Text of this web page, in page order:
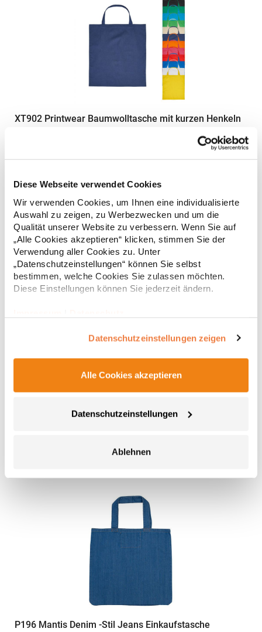
Diese Webseite verwendet Cookies
Wir verwenden Cookies, um Ihnen eine individualisierte
Auswahl zu zeigen, zu Werbezwecken und um die
Qualität unserer Website zu verbessern. Wenn Sie auf
„Alle Cookies akzeptieren“ klicken, stimmen Sie der
Verwendung aller Cookies zu. Unter
„Datenschutzeinstellungen“ können Sie selbst
bestimmen, welche Cookies Sie zulassen möchten.
Diese Einstellungen können Sie jederzeit ändern.
Datenschutzeinstellungen zeigen
Alle Cookies akzeptieren
Datenschutzeinstellungen
Ablehnen
XT902 Printwear Baumwolltasche mit kurzen Henkeln
Lieferung ohne Inhalt/DekoGrammatur: 140
Produktsicherheit: Herst.-Nr.: XT902Hersteller: printwear.eu
GmbH & Co. KG Rheinlanddamm 199 44139 Dortmund
Deutschland E-Mail: info@printwear.eu
ab
* Preise inkl. gesetzlicher Mwst. +Versandkosten *
XT003 Printwear Baumwolltasche, lange Henkel
Henkelverbindung Lieferung ohne Inhalt / DekoGrammatur: 135
g/m²Materialzusammensetzung: 100% BaumwolleAngaben zur
Deutschland E-Mail: info@printwear.eu
P196 Mantis Denim -Stil Jeans Einkaufstasche